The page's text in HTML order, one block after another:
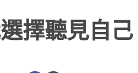
擇聽見自己